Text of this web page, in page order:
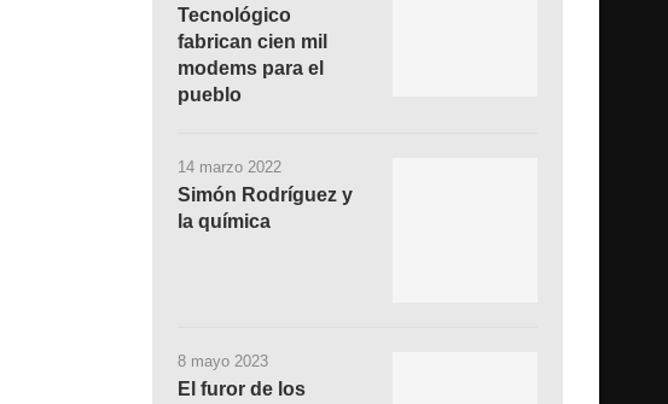
Tecnológico
fabrican cien mil
modems para el
pueblo
14 marzo 2022
Simón Rodríguez y
la química
8 mayo 2023
El furor de los